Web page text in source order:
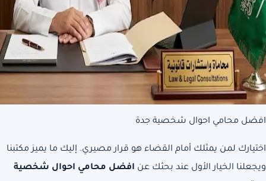
افضل محامي احوال شخصية جدة
اختيارك لمن يمثلك أمام القضاء هو قرار مصيري. إليك ما يميز مكتبنا
ويجعلنا الخيار الأول عند بحثك عن افضل محامي احوال شخصية